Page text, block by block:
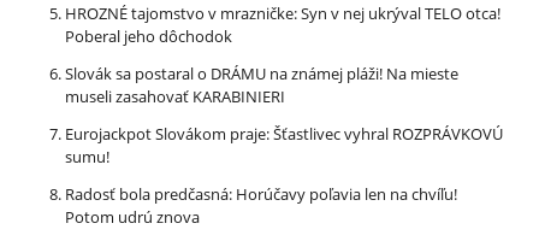
HROZNÉ tajomstvo v mrazničke: Syn v nej ukrýval TELO otca!
Poberal jeho dôchodok
Slovák sa postaral o DRÁMU na známej pláži! Na mieste
museli zasahovať KARABINIERI
Eurojackpot Slovákom praje: Šťastlivec vyhral ROZPRÁVKOVÚ
sumu!
Radosť bola predčasná: Horúčavy poľavia len na chvíľu!
Potom udrú znova